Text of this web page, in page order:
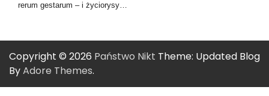
rerum gestarum – i życiorysy…
Copyright © 2026 Państwo Nikt Theme: Updated Blog
ByAdore Themes.